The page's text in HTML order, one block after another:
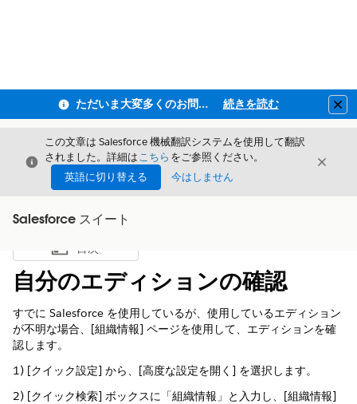
ただいま大変多くのお問い合わせをいただいており、ご連絡までにお時間を頂戴しております 続きを読む
閉じる
この文章は Salesforce 機械翻訳システムを使用して翻訳
されました。詳細はこちら をご参照ください。
英語に切り替える
今はしません
閉じる
Salesforce スイート
目次を表示
目次
自分のエディションの確認
すでに Salesforce を使用しているが、使用しているエディション
が不明な場合、[組織情報] ページを使用して、エディションを確
認します。
1) [クイック設定] から、[高度な設定を開く] を選択します。
2) [クイック検索] ボックスに「組織情報」と入力し、[組織情報]